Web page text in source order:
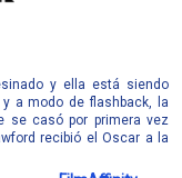
y ella está siendo
a modo de flashback, la
se casó por primera vez
recibió el Oscar a la